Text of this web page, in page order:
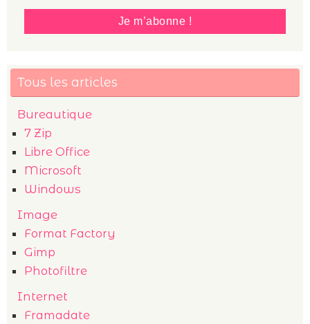
Tous les articles
Bureautique
7 Zip
Libre Office
Microsoft
Windows
Image
Format Factory
Gimp
Photofiltre
Internet
Framadate